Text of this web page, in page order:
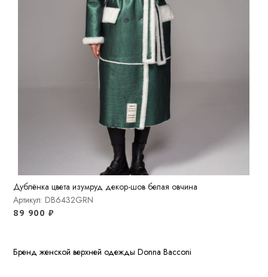
Дублёнка цвета изумруд декор-шов белая овчина
Артикул: DB6432GRN
89 900 ₽
Бренд женской верхней одежды Donna Bacconi